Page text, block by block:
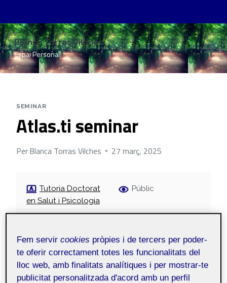
Vés
al
contingut
Blanca Torras Vilches
Espai Personal
SEMINAR
Atlas.ti seminar
PerBlanca Torras Vilches 27 març, 2025
Tutoria Doctorat
en Salut i Psicologia
Públic
I attended a training course of Atlas.ti in order to
learn how to use it on a qualitative research, that
will be very useful in my PhD as there is a huge
part of qualitative analysis.
Fem servircookies pròpies i de tercers per poder-
te oferir correctament totes les funcionalitats del
lloc web, amb finalitats analítiques i per mostrar-te
publicitat personalitzada d'acord amb un perfil